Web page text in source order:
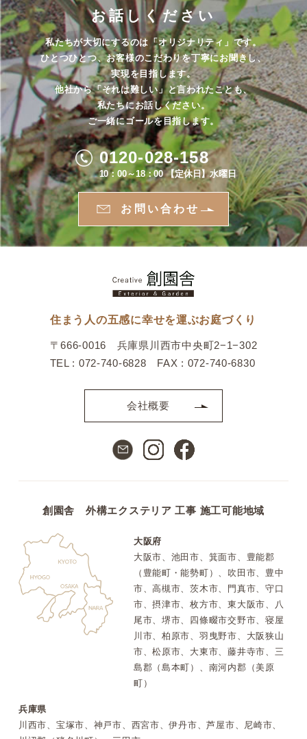
お話しください
私たちが大切にするのは「オリジナリティ」です。
ひとつひとつ、お客様のこだわりを丁寧にお聞きし、
実現を目指します。
他社から「それは難しい」と言われたことも、
私たちにお話しください。
ご一緒にゴールを目指します。
0120-028-158
10：00～18：00 【定休日】水曜日
お問い合わせ
住まう人の五感に幸せを運ぶお庭づくり
〒666-0016 兵庫県川西市中央町2−1−302
TEL : 072-740-6828 FAX : 072-740-6830
会社概要
創園舎 外構エクステリア 工事 施工可能地域
大阪府
大阪市、池田市、箕面市、豊能郡
（豊能町・能勢町）、吹田市、豊中
市、高槻市、茨木市、門真市、守口
市、摂津市、枚方市、東大阪市、八
尾市、堺市、四條畷市交野市、寝屋
川市、柏原市、羽曳野市、大阪狭山
市、松原市、大東市、藤井寺市、三
島郡（島本町）、南河内郡（美原
町）
兵庫県
川西市、宝塚市、神戸市、西宮市、伊丹市、芦屋市、尼崎市、